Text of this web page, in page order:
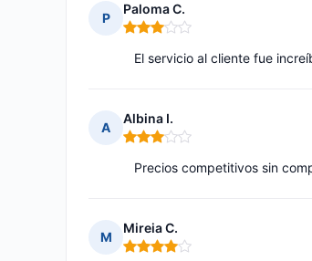
P
Paloma C.
Nota: 3 de 5
El servicio al cliente fue
A
Albina I.
Nota: 3 de 5
Precios competitivos sin
M
Mireia C.
Nota: 4 de 5